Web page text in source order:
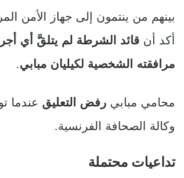
بينهم من ينتمون إلى جهاز الأمن
أكد أن قائد الشرطة لم يتلقَّ أي
مرافقته الشخصية لكيليان مبابي.
محامي مبابي رفض التعليق عندما
وكالة الصحافة الفرنسية.
تداعيات محتملة